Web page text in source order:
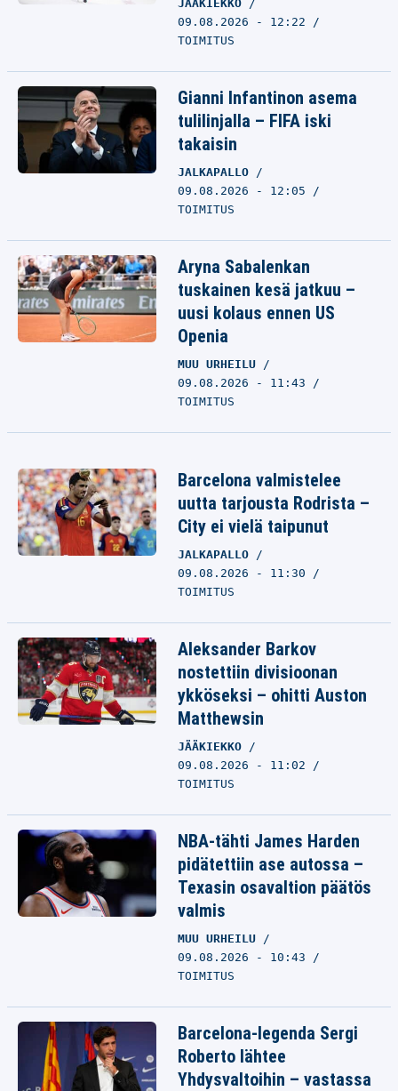
JÄÄKIEKKO
09.08.2026 - 12:22
TOIMITUS
Gianni Infantinon asema
tulilinjalla – FIFA iski
takaisin
JALKAPALLO
09.08.2026 - 12:05
TOIMITUS
Aryna Sabalenkan
tuskainen kesä jatkuu –
uusi kolaus ennen US
Openia
MUU URHEILU
09.08.2026 - 11:43
TOIMITUS
Barcelona valmistelee
uutta tarjousta Rodrista –
City ei vielä taipunut
JALKAPALLO
09.08.2026 - 11:30
TOIMITUS
Aleksander Barkov
nostettiin divisioonan
ykköseksi – ohitti Auston
Matthewsin
JÄÄKIEKKO
09.08.2026 - 11:02
TOIMITUS
NBA-tähti James Harden
pidätettiin ase autossa –
Texasin osavaltion päätös
valmis
MUU URHEILU
09.08.2026 - 10:43
TOIMITUS
Barcelona-legenda Sergi
Roberto lähtee
Yhdysvaltoihin – vastassa